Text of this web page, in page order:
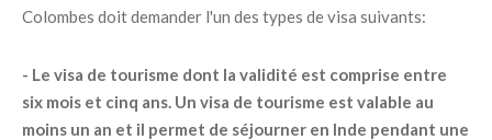
Colombes doit demander l'un des types de visa suivants:
- Le visa de tourisme dont la validité est comprise entre
six mois et cinq ans. Un visa de tourisme est valable au
moins un an et il permet de séjourner en Inde pendant une